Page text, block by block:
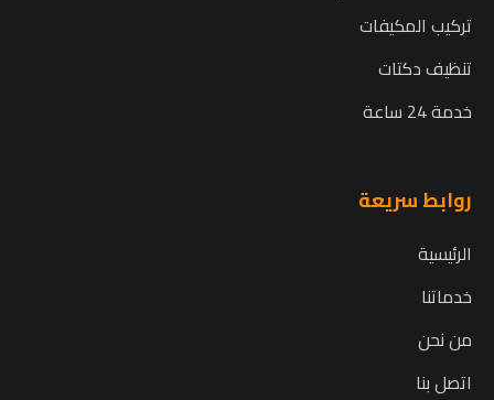
تركيب المكيفات
تنظيف دكتات
خدمة 24 ساعة
روابط سريعة
الرئيسية
خدماتنا
من نحن
اتصل بنا